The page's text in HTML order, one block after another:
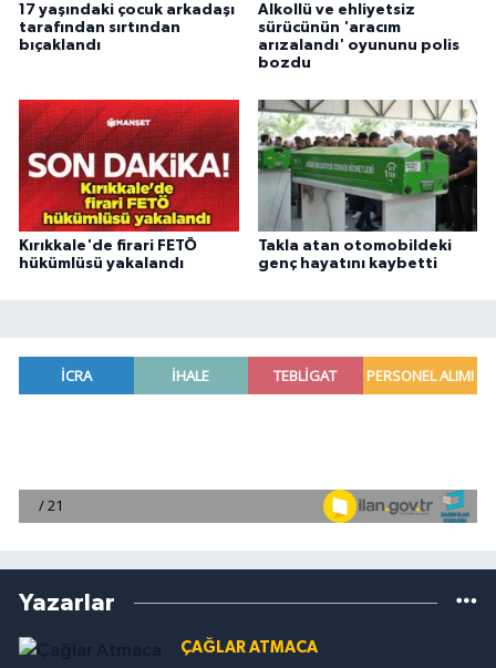
17 yaşındaki çocuk arkadaşı
tarafından sırtından
bıçaklandı
Alkollü ve ehliyetsiz
sürücünün 'aracım
arızalandı' oyununu polis
bozdu
Kırıkkale'de firari FETÖ
hükümlüsü yakalandı
Takla atan otomobildeki
genç hayatını kaybetti
Yazarlar
ÇAĞLAR ATMACA